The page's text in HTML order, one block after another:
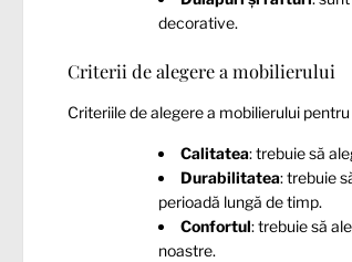
decorative.
Criterii de alegere a mobilierului
Criteriile de alegere a mobilierului
Calitatea: trebuie să
Durabilitatea: trebuie
perioadă lungă de timp.
Confortul: trebuie să
noastre.